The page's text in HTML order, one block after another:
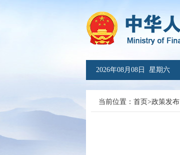
2026年08月08日 星期六
当前位置： 首页>政策发布